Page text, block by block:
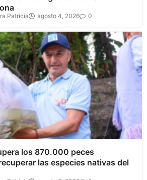
Patricia agosto 4, 2026 0
los 870.000 peces
las especies nativas del